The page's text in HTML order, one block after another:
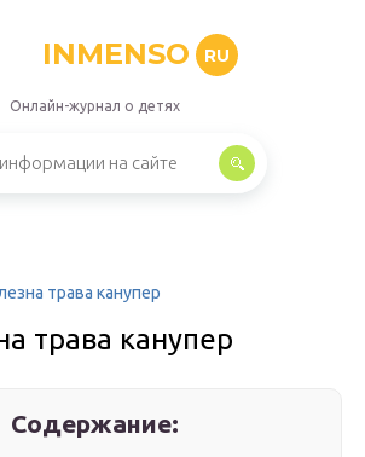
INMENSO RU
Онлайн-журнал о детях
трава канупер
трава канупер
Содержание: